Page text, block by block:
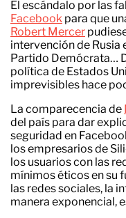
El escándalo por las
Facebook para que
Robert Mercer
intervención de Rusia
Partido Demócrata…
política de Estados
imprevisibles hace
La comparecencia de
del país para dar
seguridad en
los empresarios de
los usuarios con las
mínimos éticos en su
las redes sociales, la
manera exponencial,